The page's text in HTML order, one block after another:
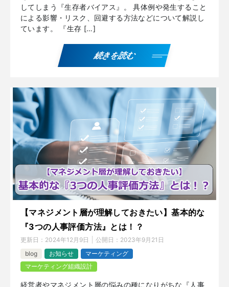
してしまう『生存者バイアス』。 具体例や発生すること
による影響・リスク、回避する方法などについて解説し
ています。 『生存 […]
続きを読む
【マネジメント層が理解しておきたい】基本的な
『3つの人事評価方法』とは！？
更新日： 2024年12月9日 公開日： 2023年9月21日
blog
お知らせ
マーケティング
マーケティング組織設計
経営者やマネジメント層の悩みの種になりがちな『人事